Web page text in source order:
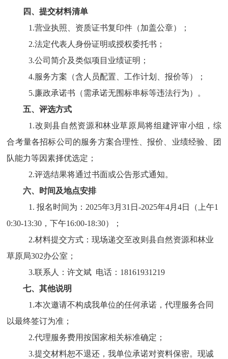
四、提交材料清单
1.营业执照、资质证书复印件（加盖公章）；
2.法定代表人身份证明或授权委托书；
3.公司简介及类似项目业绩证明；
4.服务方案（含人员配置、工作计划、报价等）；
5.廉政承诺书（需承诺无围标串标等违法行为）。
五、评选方式
1.改则县自然资源和林业草原局将组建评审小组，综
合考量各招标公司的服务方案合理性、报价、业绩经验、团
队能力等因素择优选定；
2.评选结果将通过书面或公告形式通知。
六、时间及地点安排
1. 报名时间为： 2025年3月31 日-2025年4月4日（上午1
0:30-13:30 ，下午16:00-18:30）
；
2.材料提交方式：现场递交至改则县自然资源和林业
草原局302办公室 ；
3.联系人：许文斌 电话： 18161931219
七、其他说明
1.本次邀请不构成我单位的任何承诺，代理服务合同
以最终签订为准；
2.代理服务费用按国家相关标准确定；
3.提交材料恕不退还，我单位承诺对资料保密。现诚